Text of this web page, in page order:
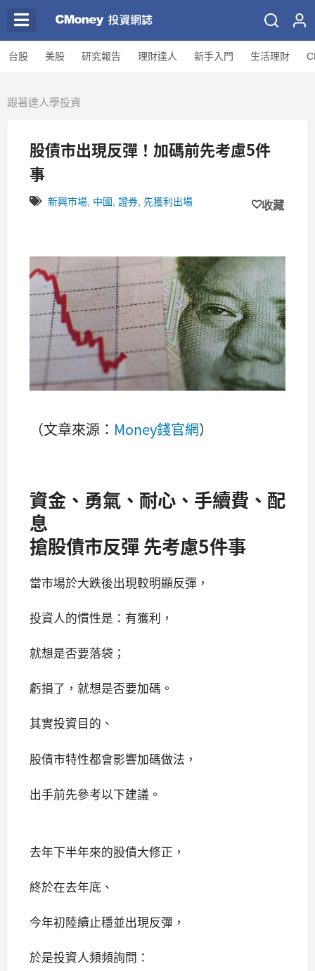
台股 美股 研究報告 理財達人 新手入門 生活理財
跟著達人學投資
股債市出現反彈！加碼前先考慮5件
事
新興市場 中國 證券 先獲利出場 收藏
（文章來源： Money錢官網）
資金、勇氣、耐心、手續費、配
息
搶股債市反彈 先考慮5件事
當市場於大跌後出現較明顯反彈，
投資人的慣性是：有獲利，
就想是否要落袋；
虧損了，就想是否要加碼。
其實投資目的、
股債市特性都會影響加碼做法，
出手前先參考以下建議。
去年下半年來的股債大修正，
終於在去年底、
今年初陸續止穩並出現反彈，
於是投資人頻頻詢問：